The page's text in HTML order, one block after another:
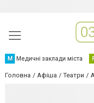
М Медичні заклади міста
Головна Афіша Театри